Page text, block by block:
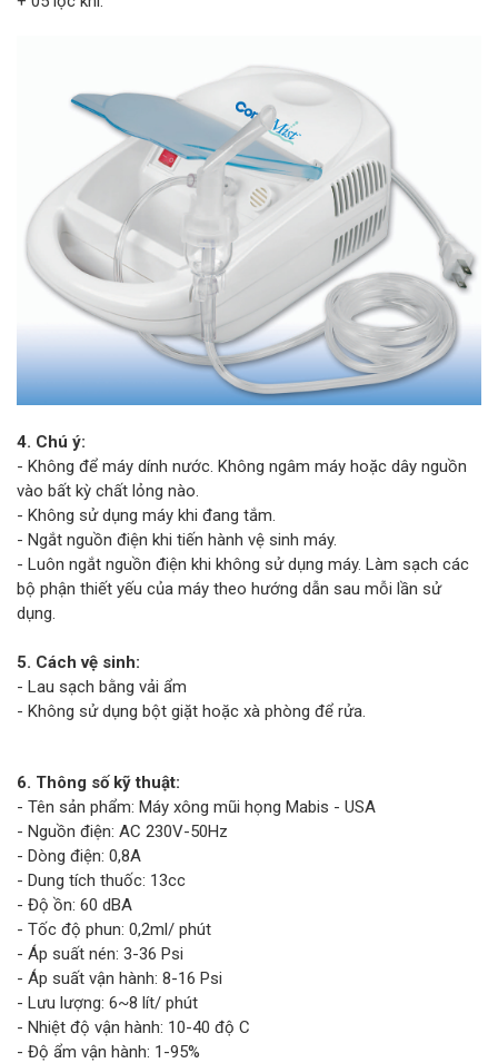
4. Chú ý:
- Không để máy dính nước. Không ngâm máy hoặc dây nguồn
vào bất kỳ chất lỏng nào.
- Không sử dụng máy khi đang tắm.
- Ngắt nguồn điện khi tiến hành vệ sinh máy.
- Luôn ngắt nguồn điện khi không sử dụng máy. Làm sạch các
bộ phận thiết yếu của máy theo hướng dẫn sau mỗi lần sử
dụng.
5. Cách vệ sinh:
- Lau sạch bằng vải ẩm
- Không sử dụng bột giặt hoặc xà phòng để rửa.
6. Thông số kỹ thuật:
- Tên sản phẩm: Máy xông mũi họng Mabis - USA
- Nguồn điện: AC 230V-50Hz
- Dòng điện: 0,8A
- Dung tích thuốc: 13cc
- Độ ồn: 60 dBA
- Tốc độ phun: 0,2ml/ phút
- Áp suất nén: 3-36 Psi
- Áp suất vận hành: 8-16 Psi
- Lưu lượng: 6~8 lít/ phút
- Nhiệt độ vận hành: 10-40 độ C
- Độ ẩm vận hành: 1-95%